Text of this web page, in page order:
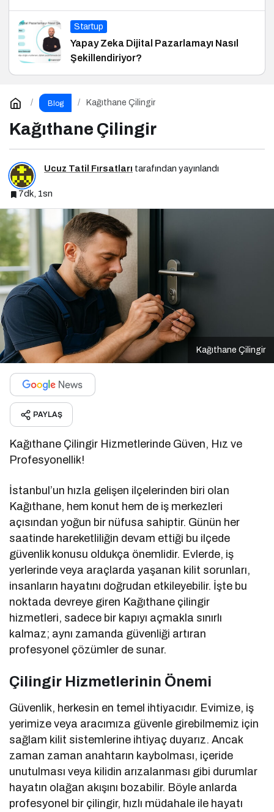
Startup
Yapay Zeka Dijital Pazarlamayı Nasıl
Şekillendiriyor?
Blog Kağıthane Çilingir
Kağıthane Çilingir
Ucuz Tatil Fırsatları tarafından yayınlandı
7dk, 1sn
Kağıthane Çilingir
PAYLAŞ
Kağıthane Çilingir Hizmetlerinde Güven, Hız ve
Profesyonellik!
İstanbul’un hızla gelişen ilçelerinden biri olan
Kağıthane, hem konut hem de iş merkezleri
açısından yoğun bir nüfusa sahiptir. Günün her
saatinde hareketliliğin devam ettiği bu ilçede
güvenlik konusu oldukça önemlidir. Evlerde, iş
yerlerinde veya araçlarda yaşanan kilit sorunları,
insanların hayatını doğrudan etkileyebilir. İşte bu
noktada devreye giren Kağıthane çilingir
hizmetleri, sadece bir kapıyı açmakla sınırlı
kalmaz; aynı zamanda güvenliği artıran
profesyonel çözümler de sunar.
Çilingir Hizmetlerinin Önemi
Güvenlik, herkesin en temel ihtiyacıdır. Evimize, iş
yerimize veya aracımıza güvenle girebilmemiz için
sağlam kilit sistemlerine ihtiyaç duyarız. Ancak
zaman zaman anahtarın kaybolması, içeride
unutulması veya kilidin arızalanması gibi durumlar
hayatın olağan akışını bozabilir. Böyle anlarda
profesyonel bir çilingir, hızlı müdahale ile hayatı